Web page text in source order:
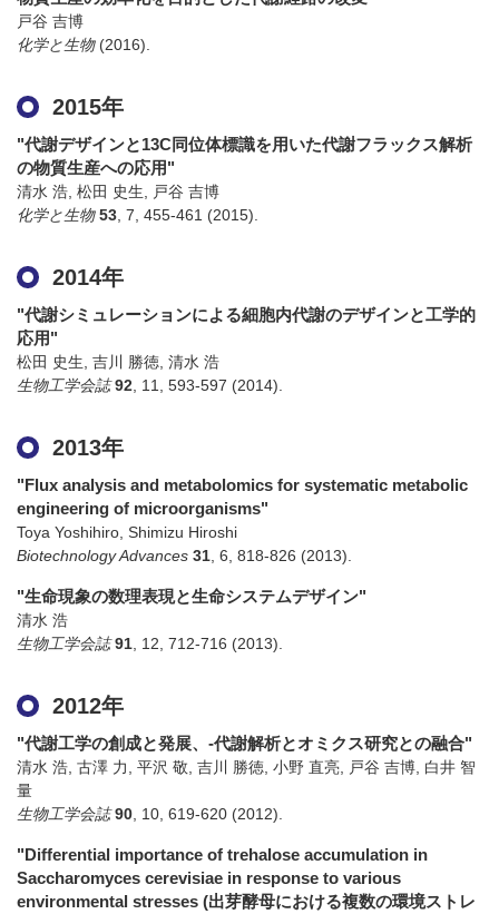
戸谷 吉博
化学と生物 (2016)
2015年
"代謝デザインと13C同位体標識を用いた代謝フラックス解析
の物質生産への応用"
清水 浩, 松田 史生, 戸谷 吉博
化学と生物 53 7 455-461 (2015)
2014年
"代謝シミュレーションによる細胞内代謝のデザインと工学的
応用"
松田 史生, 吉川 勝徳, 清水 浩
生物工学会誌 92 11 593-597 (2014)
2013年
"Flux analysis and metabolomics for systematic metabolic
engineering of microorganisms"
Toya Yoshihiro, Shimizu Hiroshi
Biotechnology Advances 31 6 818-826 (2013)
"生命現象の数理表現と生命システムデザイン"
清水 浩
生物工学会誌 91 12 712-716 (2013)
2012年
"代謝工学の創成と発展、-代謝解析とオミクス研究との融合"
清水 浩, 古澤 力, 平沢 敬, 吉川 勝徳, 小野 直亮, 戸谷 吉博, 白井 智
量
生物工学会誌 90 10 619-620 (2012)
"Differential importance of trehalose accumulation in
Saccharomyces cerevisiae in response to various
environmental stresses (出芽酵母における複数の環境ストレ